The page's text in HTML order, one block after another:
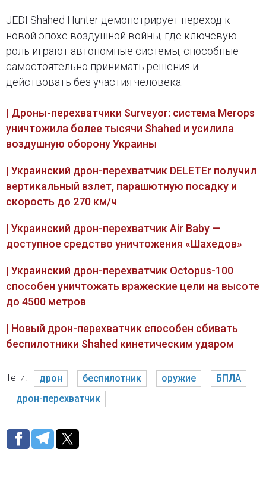
JEDI Shahed Hunter демонстрирует переход к
новой эпохе воздушной войны, где ключевую
роль играют автономные системы, способные
самостоятельно принимать решения и
действовать без участия человека.
| Дроны-перехватчики Surveyor: система Merops
уничтожила более тысячи Shahed и усилила
воздушную оборону Украины
| Украинский дрон-перехватчик DELETEr получил
вертикальный взлет, парашютную посадку и
скорость до 270 км/ч
| Украинский дрон-перехватчик Air Baby —
доступное средство уничтожения «Шахедов»
| Украинский дрон-перехватчик Octopus-100
способен уничтожать вражеские цели на высоте
до 4500 метров
| Новый дрон-перехватчик способен сбивать
беспилотники Shahed кинетическим ударом
Теги: дрон беспилотник оружие
БПЛА
дрон-перехватчик